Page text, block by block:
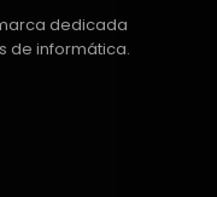
dedicada
de informática.